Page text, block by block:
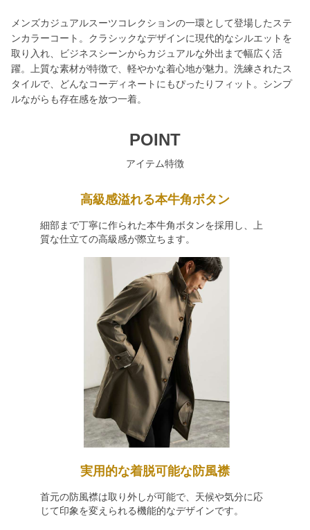
メンズカジュアルスーツコレクションの一環として登場したステ
ンカラーコート。クラシックなデザインに現代的なシルエットを
取り入れ、ビジネスシーンからカジュアルな外出まで幅広く活
躍。上質な素材が特徴で、軽やかな着心地が魅力。洗練されたス
タイルで、どんなコーディネートにもぴったりフィット。シンプ
ルながらも存在感を放つ一着。
POINT
アイテム特徴
高級感溢れる本牛角ボタン
細部まで丁寧に作られた本牛角ボタンを採用し、上
質な仕立ての高級感が際立ちます。
実用的な着脱可能な防風襟
首元の防風襟は取り外しが可能で、天候や気分に応
じて印象を変えられる機能的なデザインです。